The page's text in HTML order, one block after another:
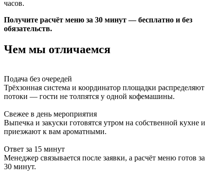
часов.
Получите расчёт меню за 30 минут — бесплатно и без
обязательств.
Чем мы отличаемся
Подача без очередей
Трёхзонная система и координатор площадки распределяют
потоки — гости не толпятся у одной кофемашины.
Свежее в день мероприятия
Выпечка и закуски готовятся утром на собственной кухне и
приезжают к вам ароматными.
Ответ за 15 минут
Менеджер связывается после заявки, а расчёт меню готов за
30 минут.